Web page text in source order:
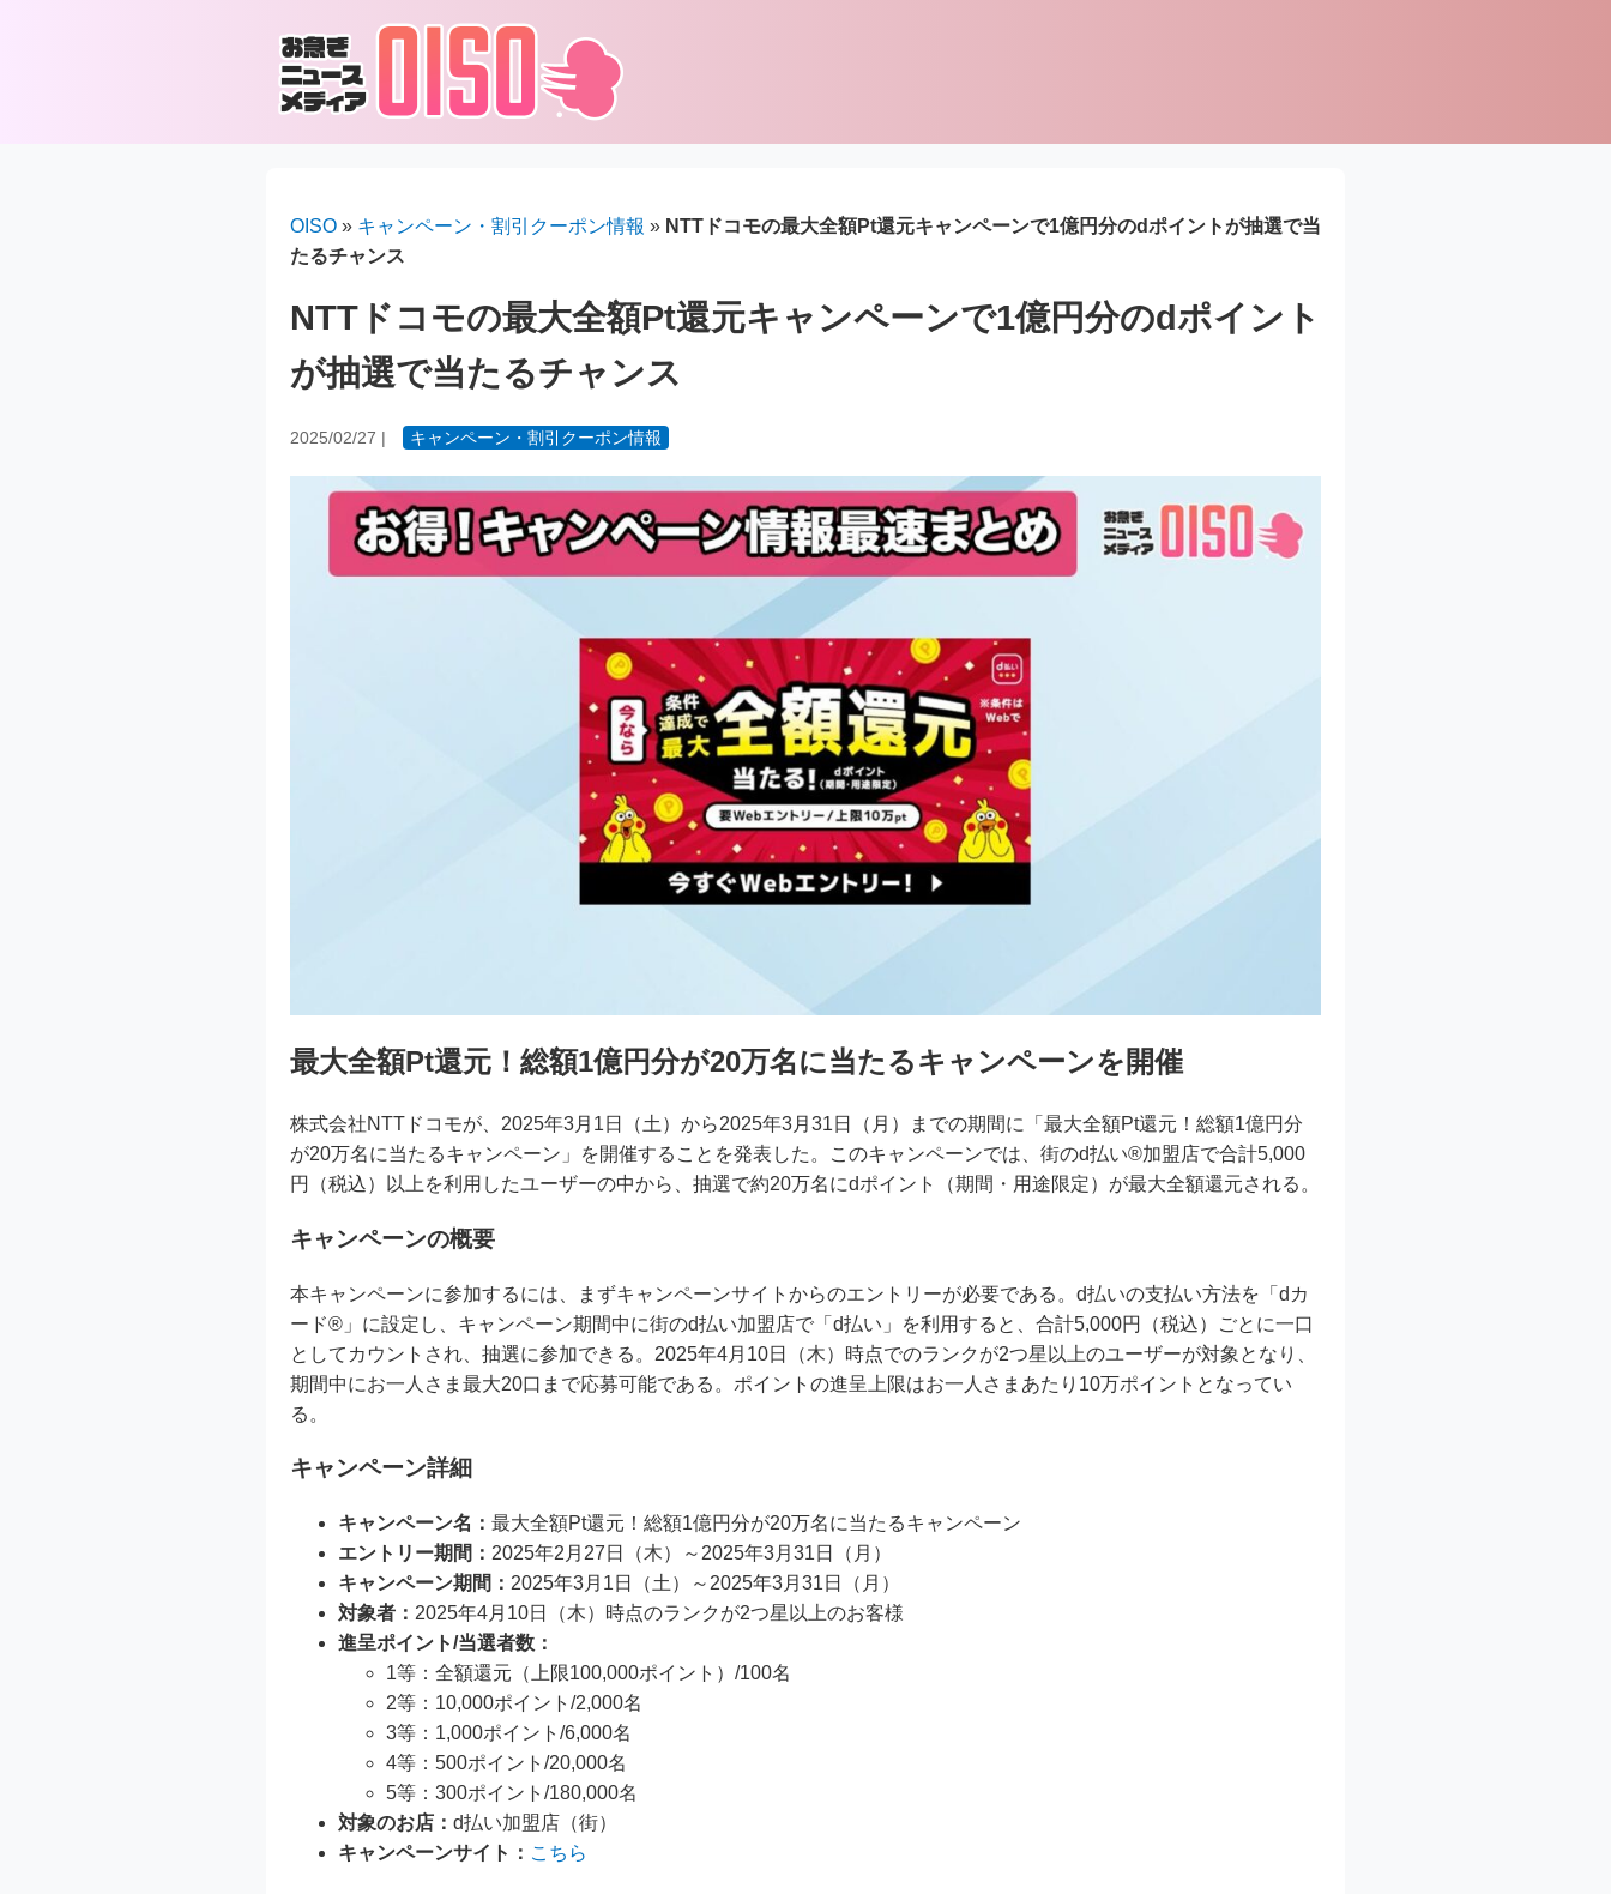
OISO » キャンペーン・割引クーポン情報 » NTTドコモの最大全額Pt還元キャンペーンで1億円分のdポイントが抽選で当
たるチャンス
NTTドコモの最大全額Pt還元キャンペーンで1億円分のdポイント
が抽選で当たるチャンス
2025/02/27 | キャンペーン・割引クーポン情報
最大全額Pt還元！総額1億円分が20万名に当たるキャンペーンを開催
株式会社NTTドコモが、2025年3月1日（土）から2025年3月31日（月）までの期間に「最大全額Pt還元！総額1億円分
が20万名に当たるキャンペーン」を開催することを発表した。このキャンペーンでは、街のd払い®加盟店で合計5,000
円（税込）以上を利用したユーザーの中から、抽選で約20万名にdポイント（期間・用途限定）が最大全額還元される。
キャンペーンの概要
本キャンペーンに参加するには、まずキャンペーンサイトからのエントリーが必要である。d払いの支払い方法を「dカ
ード®」に設定し、キャンペーン期間中に街のd払い加盟店で「d払い」を利用すると、合計5,000円（税込）ごとに一口
としてカウントされ、抽選に参加できる。2025年4月10日（木）時点でのランクが2つ星以上のユーザーが対象となり、
期間中にお一人さま最大20口まで応募可能である。ポイントの進呈上限はお一人さまあたり10万ポイントとなってい
る。
キャンペーン詳細
キャンペーン名： 最大全額Pt還元！総額1億円分が20万名に当たるキャンペーン
エントリー期間： 2025年2月27日（木）～2025年3月31日（月）
キャンペーン期間： 2025年3月1日（土）～2025年3月31日（月）
対象者： 2025年4月10日（木）時点のランクが2つ星以上のお客様
進呈ポイント/当選者数：
1等：全額還元（上限100,000ポイント）/100名
2等：10,000ポイント/2,000名
3等：1,000ポイント/6,000名
4等：500ポイント/20,000名
5等：300ポイント/180,000名
対象のお店： d払い加盟店（街）
キャンペーンサイト： こちら